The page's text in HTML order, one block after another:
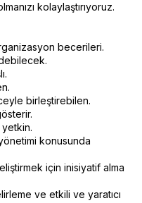
kolaylaştırıyoruz.
becerileri.
birleştirebilen.
konusunda
için inisiyatif alma
ve etkili ve yaratıcı